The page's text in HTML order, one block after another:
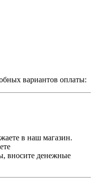
вариантов оплаты:
в наш магазин.
вносите денежные